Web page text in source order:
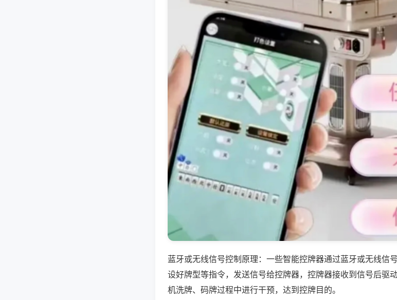
蓝牙或无线信号控制原理：一些智能控牌器通过蓝牙或无线信
设好牌型等指令，发送信号给控牌器，控牌器接收到信号后驱
机洗牌、码牌过程中进行干预，达到控牌目的。